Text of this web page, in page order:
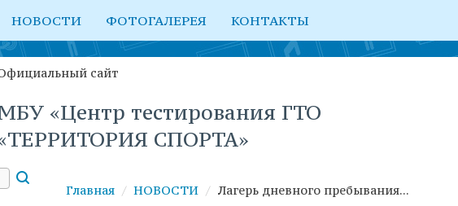
НОВОСТИ ФОТОГАЛЕРЕЯ КОНТАКТЫ
сайт
«Центр тестирования ГТО
СПОРТА»
Главная НОВОСТИ Лагерь дневного пребывания...